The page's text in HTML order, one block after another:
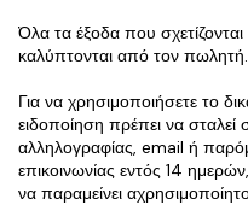
Όλα τα έξοδα που
καλύπτονται από τον πωλητή.
Για να χρησιμοποιήσετε το
ειδοποίηση πρέπει να
αλληλογραφίας, email ή
επικοινωνίας εντός 14
να παραμείνει